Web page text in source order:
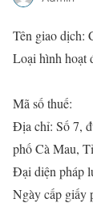
Tên giao
Loại hình hoạt
Mã số thuế:
Địa chỉ: Số 7,
phố Cà Mau,
Đại diện pháp
Ngày cấp giấy